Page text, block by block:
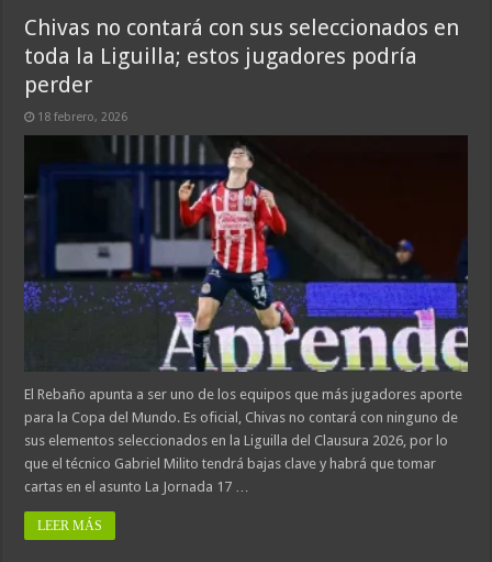
Chivas no contará con sus seleccionados en
toda la Liguilla; estos jugadores podría
perder
18 febrero, 2026
El Rebaño apunta a ser uno de los equipos que más jugadores aporte
para la Copa del Mundo. Es oficial, Chivas no contará con ninguno de
sus elementos seleccionados en la Liguilla del Clausura 2026, por lo
que el técnico Gabriel Milito tendrá bajas clave y habrá que tomar
cartas en el asunto La Jornada 17 …
LEER MÁS